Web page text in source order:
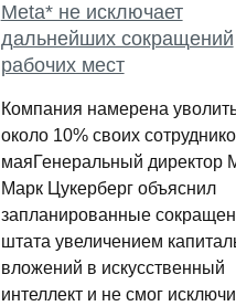
Meta* не исключает
дальнейших сокращений
рабочих мест
Компания намерена
около 10% своих
маяГенеральный директор
Марк Цукерберг объяснил
запланированные
штата увеличением
вложений в искусственный
интеллект и не смог